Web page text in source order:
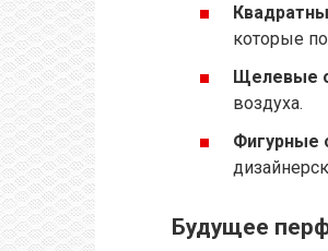
которые
Щелевые
воздуха.
Фигурные
Будущее